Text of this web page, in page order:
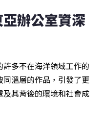
辦公室資深
多不在海洋領域工作的
溫層的作品，引發了更
其背後的環境和社會成